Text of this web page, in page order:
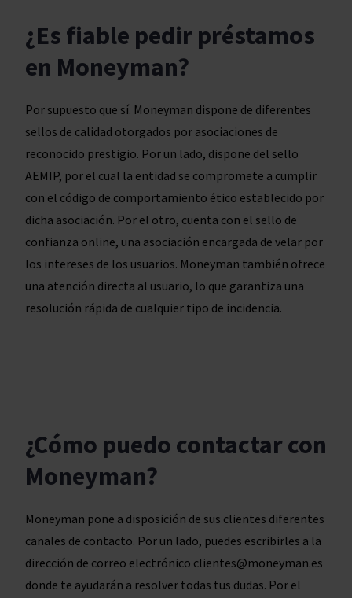
Por supuesto que sí. Moneyman dispone de diferentes
sellos de calidad otorgados por asociaciones de
reconocido prestigio. Por un lado, dispone del sello
AEMIP, por el cual la entidad se compromete a cumplir
con el código de comportamiento ético establecido por
dicha asociación. Por el otro, cuenta con el sello de
confianza online, una asociación encargada de velar por
los intereses de los usuarios. Moneyman también ofrece
una atención directa al usuario, lo que garantiza una
resolución rápida de cualquier tipo de incidencia.
¿Es fiable pedir préstamos
en Moneyman?
Moneyman pone a disposición de sus clientes diferentes
canales de contacto. Por un lado, puedes escribirles a la
dirección de correo electrónico clientes@moneyman.es
donde te ayudarán a resolver todas tus dudas. Por el
¿Cómo puedo contactar con
Moneyman?